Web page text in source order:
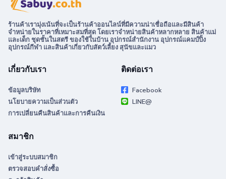
ร้านค้าเรามุ่งเน้นที่จะเป็นร้านค้าออนไลน์ที่มีความน่าเชื่อถือและมีสินค้า
จำหน่ายในราคาที่เหมาะสมที่สุด โดยเราจำหน่ายสินค้าหลากหลาย สินค้าแม่
และเด็ก ชุดชั้นในสตรี ของใช้ในบ้าน อุปกรณ์สำนักงาน อุปกรณ์แคมป์ปิ้ง
อุปกรณ์กีฬา และสินค้าเกี่ยวกับสัตว์เลี้ยง สุนัขและแมว
เกี่ยวกับเรา
ข้อมูลบริษัท
นโยบายความเป็นส่วนตัว
การเปลี่ยนคืนสินค้าและการคืนเงิน
ติดต่อเรา
Facebook
LINE@
สมาชิก
เข้าสู่ระบบสมาชิก
ตรวจสอบคำสั่งซื้อ